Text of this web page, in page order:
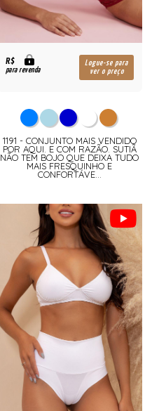
R$
para revenda
Logue-se para
ver o preço
1191 - CONJUNTO MAIS VENDIDO
POR AQUI. E COM RAZÃO. SUTIÃ
NÃO TEM BOJO QUE DEIXA TUDO
MAIS FRESQUINHO E
CONFORTÁVE...